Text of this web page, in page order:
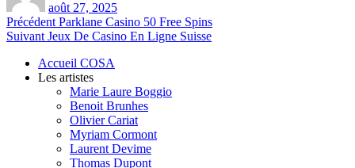
août 27, 2025
Navigation
de
l’article
Précédent Article
précédent :
Parklane Casino 50 Free Spins
Suivant Article
Jeux De Casino En Ligne Suisse
Accueil COSA
Les artistes
Marie Laure Boggio
Benoit Brunhes
Olivier Cariat
Myriam Cormont
Laurent Devime
Thomas Dupont